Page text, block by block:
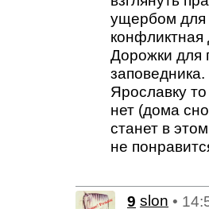
ущербом для
конфликтная
Дорожки для
заповедника.
Ярославку
нет (дома
станет в
не
9 slon •